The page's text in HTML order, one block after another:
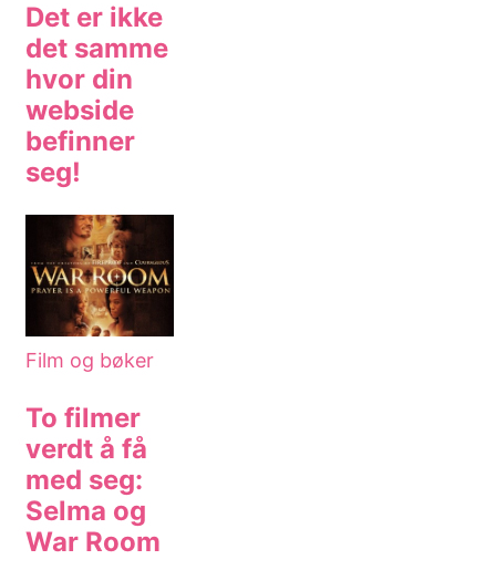
Det er ikke
det samme
hvor din
webside
befinner
seg!
Film og bøker
To filmer
verdt å få
med seg:
Selma og
War Room